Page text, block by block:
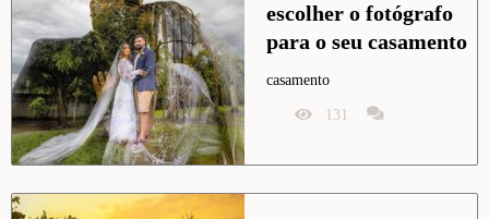
escolher o fotógrafo
para o seu casamento
casamento
131